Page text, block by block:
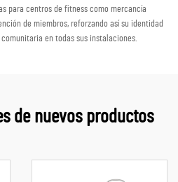
para centros de fitness como mercancía
de miembros, reforzando así su identidad
en todas sus instalaciones.
de nuevos productos